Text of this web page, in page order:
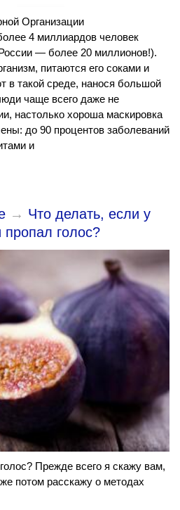
Организации
4 миллиардов человек
— более 20 миллионов!).
питаются его соками и
в такой среде, нанося большой
чаще всего даже не
настолько хороша маскировка
до 90 процентов заболеваний
и
→ Что делать, если у
пропал голос?
Прежде всего я скажу вам,
потом расскажу о методах